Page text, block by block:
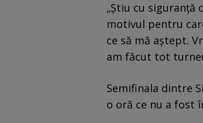
„Știu cu siguranță
motivul pentru
ce să mă aștept.
am făcut tot
Semifinala dintre
o oră ce nu a fost